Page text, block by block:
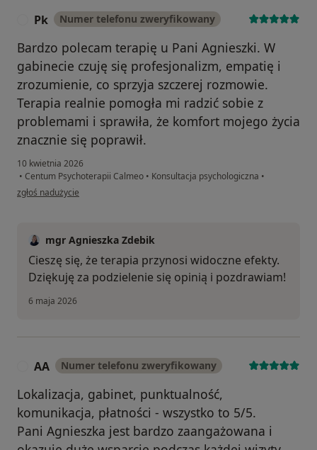
Pk Numer telefonu zweryfikowany
Bardzo polecam terapię u Pani Agnieszki. W
gabinecie czuję się profesjonalizm, empatię i
zrozumienie, co sprzyja szczerej rozmowie.
Terapia realnie pomogła mi radzić sobie z
problemami i sprawiła, że komfort mojego życia
znacznie się poprawił.
10 kwietnia 2026
• Centum Psychoterapii Calmeo • Konsultacja psychologiczna •
w opinii użytkownika Pk
zgłoś nadużycie
mgr Agnieszka Zdebik
Cieszę się, że terapia przynosi widoczne efekty.
Dziękuję za podzielenie się opinią i pozdrawiam!
6 maja 2026
AA Numer telefonu zweryfikowany
Lokalizacja, gabinet, punktualność,
komunikacja, płatności - wszystko to 5/5.
Pani Agnieszka jest bardzo zaangażowana i